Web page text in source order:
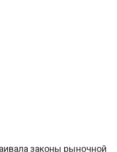
законы рыночной